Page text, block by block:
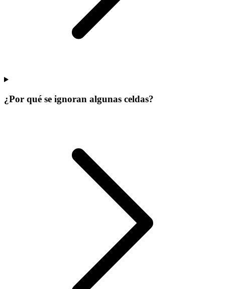
¿Por qué se ignoran algunas celdas?